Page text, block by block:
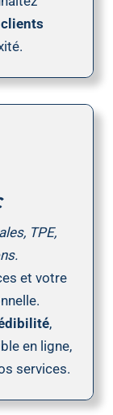
TPE,
.
et votre
,
en ligne,
services.